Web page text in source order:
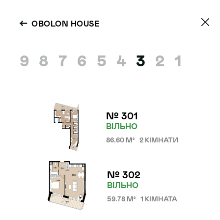
OBOLON HOUSE
OBOLON HOUSE
9 8 7 6 5 4 3 2 1
№ 301
ВІЛЬНО
86.60 М² 2 КІМНАТИ
№ 302
ВІЛЬНО
59.78 М² 1 КІМНАТА